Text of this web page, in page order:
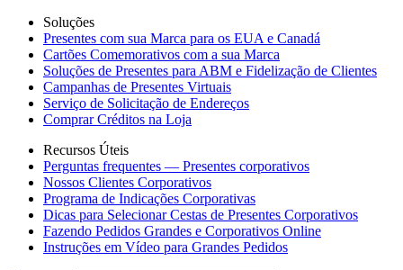
Soluções
Presentes com sua Marca para os EUA e Canadá
Cartões Comemorativos com a sua Marca
Soluções de Presentes para ABM e Fidelização de Clientes
Campanhas de Presentes Virtuais
Serviço de Solicitação de Endereços
Comprar Créditos na Loja
Recursos Úteis
Perguntas frequentes — Presentes corporativos
Nossos Clientes Corporativos
Programa de Indicações Corporativas
Dicas para Selecionar Cestas de Presentes Corporativos
Fazendo Pedidos Grandes e Corporativos Online
Instruções em Vídeo para Grandes Pedidos